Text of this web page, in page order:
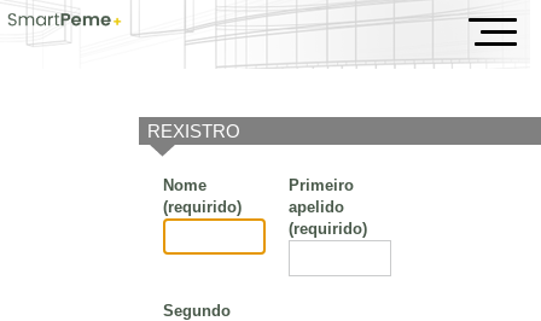
Servizos
REXISTRO
Nome
(requirido)
Primeiro
apelido
(requirido)
Segundo